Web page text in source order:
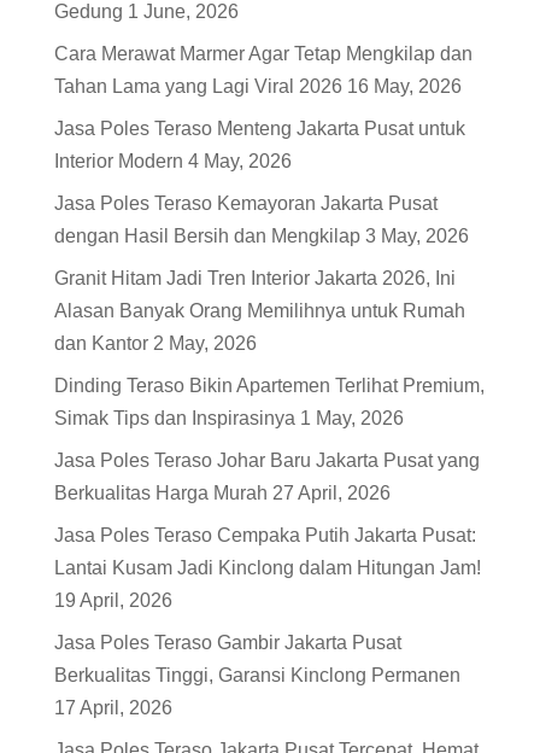
Gedung 1 June, 2026
Cara Merawat Marmer Agar Tetap Mengkilap dan
Tahan Lama yang Lagi Viral 2026 16 May, 2026
Jasa Poles Teraso Menteng Jakarta Pusat untuk
Interior Modern 4 May, 2026
Jasa Poles Teraso Kemayoran Jakarta Pusat
dengan Hasil Bersih dan Mengkilap 3 May, 2026
Granit Hitam Jadi Tren Interior Jakarta 2026, Ini
Alasan Banyak Orang Memilihnya untuk Rumah
dan Kantor 2 May, 2026
Dinding Teraso Bikin Apartemen Terlihat Premium,
Simak Tips dan Inspirasinya 1 May, 2026
Jasa Poles Teraso Johar Baru Jakarta Pusat yang
Berkualitas Harga Murah 27 April, 2026
Jasa Poles Teraso Cempaka Putih Jakarta Pusat:
Lantai Kusam Jadi Kinclong dalam Hitungan Jam!
19 April, 2026
Jasa Poles Teraso Gambir Jakarta Pusat
Berkualitas Tinggi, Garansi Kinclong Permanen
17 April, 2026